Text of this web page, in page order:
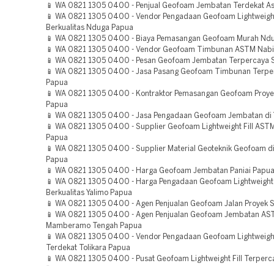
📱 WA 0821 1305 0400 - Penjual Geofoam Jembatan Terdekat
📱 WA 0821 1305 0400 - Vendor Pengadaan Geofoam
Berkualitas Nduga Papua
📱 WA 0821 1305 0400 - Biaya Pemasangan Geofoam Murah
📱 WA 0821 1305 0400 - Vendor Geofoam Timbunan ASTM
📱 WA 0821 1305 0400 - Pesan Geofoam Jembatan Terpercaya
📱 WA 0821 1305 0400 - Jasa Pasang Geofoam Timbunan
Papua
📱 WA 0821 1305 0400 - Kontraktor Pemasangan Geofoam
Papua
📱 WA 0821 1305 0400 - Jasa Pengadaan Geofoam Jembatan di
📱 WA 0821 1305 0400 - Supplier Geofoam Lightweight Fill
Papua
📱 WA 0821 1305 0400 - Supplier Material Geoteknik Geofoam
Papua
📱 WA 0821 1305 0400 - Harga Geofoam Jembatan Paniai Papua
📱 WA 0821 1305 0400 - Harga Pengadaan Geofoam
Berkualitas Yalimo Papua
📱 WA 0821 1305 0400 - Agen Penjualan Geofoam Jalan Proyek
📱 WA 0821 1305 0400 - Agen Penjualan Geofoam Jembatan
Mamberamo Tengah Papua
📱 WA 0821 1305 0400 - Vendor Pengadaan Geofoam
Terdekat Tolikara Papua
📱 WA 0821 1305 0400 - Pusat Geofoam Lightweight Fill